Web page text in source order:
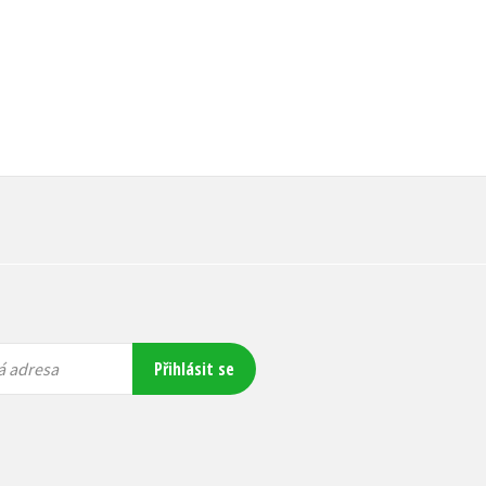
adresa Přihlásit se